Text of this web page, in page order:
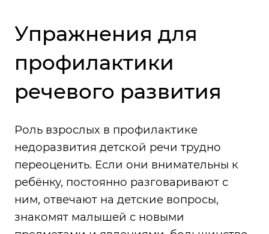
Упражнения для
профилактики
речевого развития
Роль взрослых в профилактике
недоразвития детской речи трудно
переоценить. Если они внимательны к
ребёнку, постоянно разговаривают с
ним, отвечают на детские вопросы,
знакомят малышей с новыми